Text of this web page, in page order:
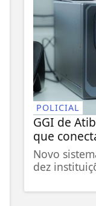
POLICIAL
GGI de
que
Novo
dez